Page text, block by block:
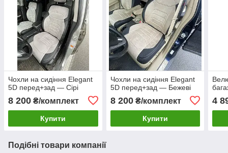
Чохли на сидіння Elegant
5D перед+зад — Сірі
8 200 ₴/комплект
Купити
Чохли на сидіння Elegant
5D перед+зад — Бежеві
8 200₴/комплект
Купити
4
Подібні товари компанії